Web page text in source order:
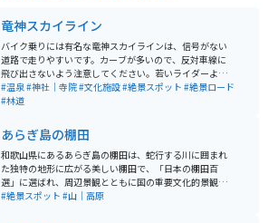
竜神スカイライン
バイク乗りには有名な竜神スカイラインは、信号がない
道路で走りやすいです。カーブが多いので、反対車線に
飛び出さないよう注意してください。若いライダーより
ベテランのライダーの方が多い印象があります。山の上
になるので、夏は涼しく冬は寒いです。
#温泉#神社｜寺院#文化施設#絶景スポット #絶景ロード
#林道
あらぎ島の棚田
和歌山県にあるあらぎ島の棚田は、蛇行する川に囲まれ
た独特の地形に広がる美しい棚田で、「日本の棚田百
選」に選ばれ、周辺景観とともに国の重要文化的景観に
も指定されています。春は水を張った水鏡、夏は鮮やか
#絶景スポット #山｜高原